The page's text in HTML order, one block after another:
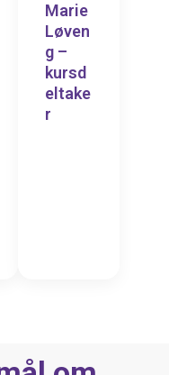
Marie
Løven
g –
kursd
eltake
r